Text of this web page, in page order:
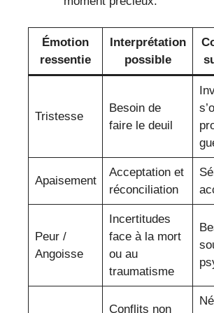
Émotion
ressentie
Interprétation
possible
Tristesse
Besoin de
faire le deuil
Apaisement
Acceptation et
réconciliation
Peur /
Angoisse
Incertitudes
face à la mort
ou au
traumatisme
Conflits non